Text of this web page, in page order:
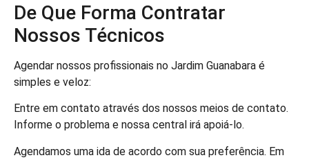
De Que Forma Contratar
Nossos Técnicos
Agendar nossos profissionais no Jardim Guanabara é
simples e veloz:
Entre em contato através dos nossos meios de contato.
Informe o problema e nossa central irá apoiá-lo.
Agendamos uma ida de acordo com sua preferência. Em